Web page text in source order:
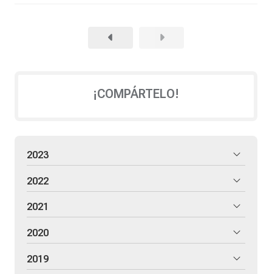
¡COMPÁRTELO!
2023
2022
2021
2020
2019